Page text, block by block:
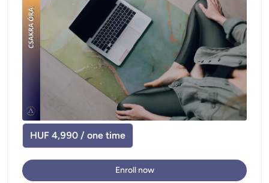
HUF 4,990 / one time
Enroll now